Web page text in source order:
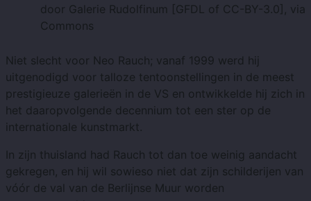
door Galerie Rudolfinum [GFDL of CC-BY-3.0], via
Commons
Niet slecht voor Neo Rauch; vanaf 1999 werd hij
uitgenodigd voor talloze tentoonstellingen in de meest
prestigieuze galerieën in de VS en ontwikkelde hij zich in
het daaropvolgende decennium tot een ster op de
internationale kunstmarkt.
In zijn thuisland had Rauch tot dan toe weinig aandacht
gekregen, en hij wil sowieso niet dat zijn schilderijen van
vóór de val van de Berlijnse Muur worden